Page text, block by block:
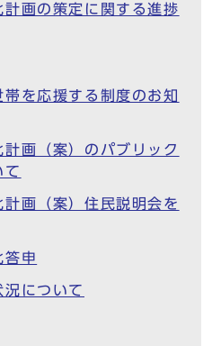
画の策定に関する進捗
帯を応援する制度のお知
画（案）のパブリック
て
画（案）住民説明会を
答申
について